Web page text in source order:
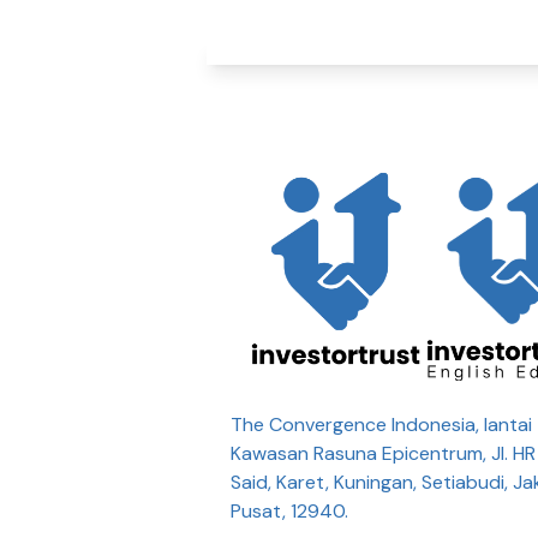
The Convergence Indonesia, lantai
Kawasan Rasuna Epicentrum, Jl.
Said, Karet, Kuningan, Setiabudi,
Pusat, 12940.